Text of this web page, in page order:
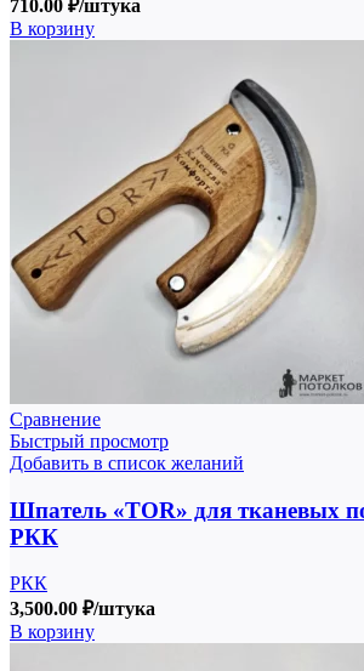
710.00 ₽/штука
В корзину
Сравнение
Быстрый просмотр
Добавить в список желаний
Шпатель «TOR» для тканевых
РКК
РКК
3,500.00 ₽/штука
В корзину